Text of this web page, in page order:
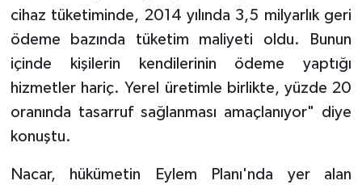
cihaz tüketiminde, 2014 yılında 3,5 milyarlık geri
ödeme bazında tüketim maliyeti oldu. Bunun
içinde kişilerin kendilerinin ödeme yaptığı
hizmetler hariç. Yerel üretimle birlikte, yüzde 20
oranında tasarruf sağlanması amaçlanıyor" diye
konuştu.
Nacar, hükümetin Eylem Planı'nda yer alan